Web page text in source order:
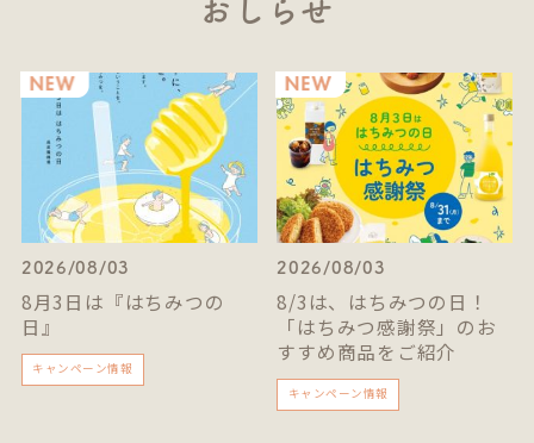
おしらせ
2026/08/03
8月3日は『はちみつの
日』
キャンペーン情報
2026/08/03
8/3は、はちみつの日！
「はちみつ感謝祭」のお
すすめ商品をご紹介
キャンペーン情報